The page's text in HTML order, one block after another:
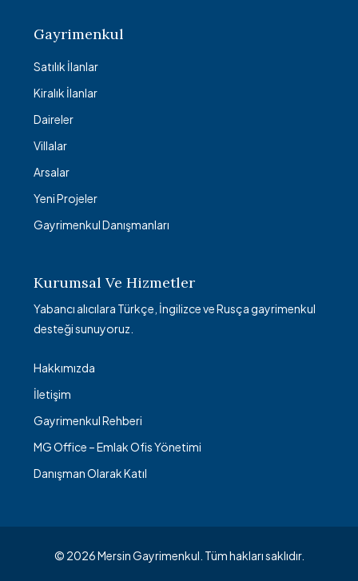
Gayrimenkul
Satılık İlanlar
Kiralık İlanlar
Daireler
Villalar
Arsalar
Yeni Projeler
Gayrimenkul Danışmanları
Kurumsal Ve Hizmetler
Yabancı alıcılara Türkçe, İngilizce ve Rusça gayrimenkul
desteği sunuyoruz.
Hakkımızda
İletişim
Gayrimenkul Rehberi
MG Office – Emlak Ofis Yönetimi
Danışman Olarak Katıl
© 2026 Mersin Gayrimenkul. Tüm hakları saklıdır.